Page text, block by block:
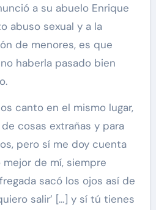
a su abuelo Enrique
abuso sexual y a la
de menores, es que
haberla pasado bien
canto en el mismo lugar,
cosas extrañas y para
pero sí me doy cuenta
de mí, siempre
sacó los ojos así de
salir’ […] y sí tú tienes